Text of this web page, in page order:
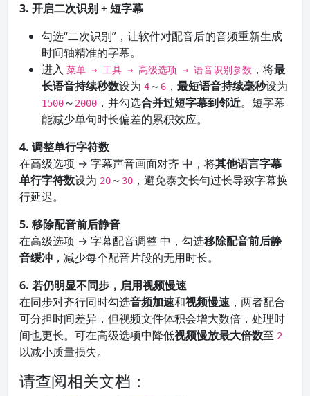
3. 开启二次识别 + 短字幕
勾选“二次识别”，让软件对配音后的音频重新生成
时间轴精准的字幕。
进入 菜单 → 工具 → 高级选项 → 语音识别参数 ，将最
长语音持续秒数设为 4～ 6 ， 最短语音持续毫秒设为
1500～ 2000 ，并勾选合并过短字幕到邻近。短字幕
能减少单句时长偏差的累积效应。
4. 调整单行字符数
在高级选项 → 字幕声音画面对齐 中，将其他语言字幕
单行字符数设为 20～ 30 ，避免泰文长句过长导致字幕换
行延迟。
5. 移除配音前后静音
在高级选项 → 字幕配音调整 中，勾选移除配音前后静
音缓冲 ，减少每个配音片段的无用时长。
6. 若仍明显不同步，启用视频慢速
在同步对齐行同时勾选音频加速和视频慢速 ，两者配合
可分担时间差异，但视频文件体积会增大数倍，处理时
间也更长。可在高级选项中降低视频慢放最大倍数至 2
以减小质量损失。
请查阅相关文档：